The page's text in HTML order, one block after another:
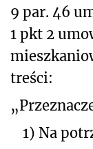
9 par. 46
1 pkt 2
treści:
1) Na